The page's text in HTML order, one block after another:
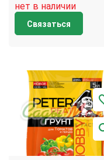
нет в наличии
Связаться